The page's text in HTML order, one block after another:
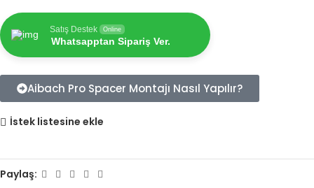
Satış Destek Online
Whatsapptan Sipariş Ver.
Aibach Pro Spacer Montajı Nasıl Yapılır?
İstek listesine ekle
Paylaş: